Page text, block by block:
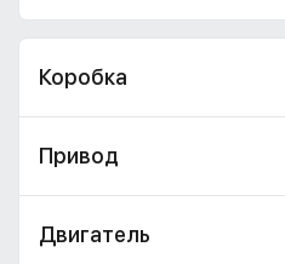
Коробка
Привод
Двигатель